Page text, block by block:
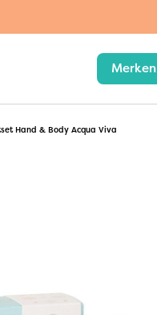
Merken
Hand & Body Acqua Viva